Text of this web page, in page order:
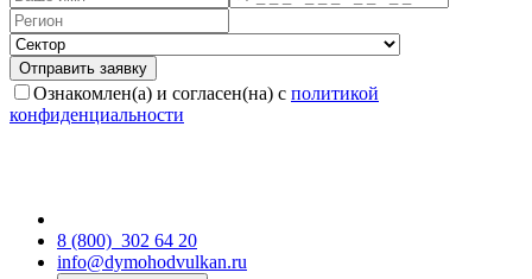
Ознакомлен(а) и согласен(на) с политикой
конфиденциальности
8 (800) 302 64 20
info@dymohodvulkan.ru